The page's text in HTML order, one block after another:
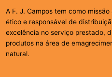
A F. J. Campos tem como
ético e responsável de
excelência no serviço prestado,
produtos na área de
natural.